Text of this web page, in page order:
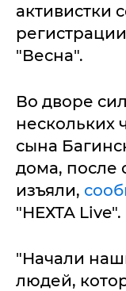
активистки
"Весна".
Во дворе
нескольких
сына
дома, после
изъяли,
"НЕХТА Live".
"Начали
людей,